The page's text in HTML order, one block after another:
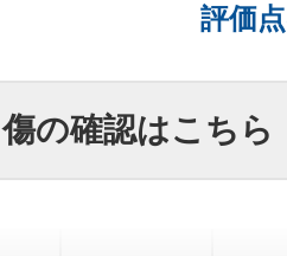
評価
傷の確認はこちら